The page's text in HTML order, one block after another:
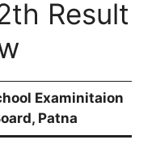
Result
Examinitaion
Patna